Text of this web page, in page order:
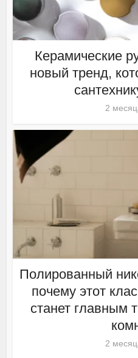
Керамические
новый тренд,
2
Полированный
почему этот
станет главным
2